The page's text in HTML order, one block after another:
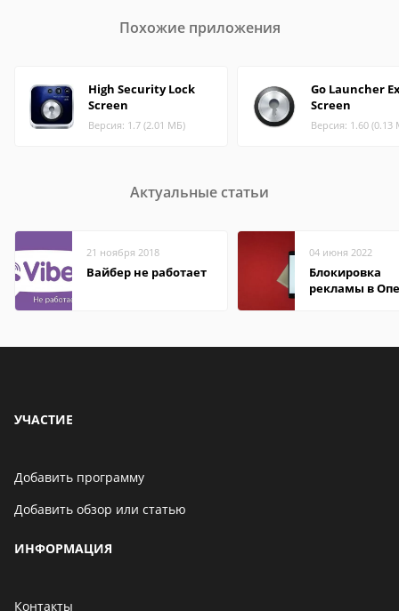
Похожие приложения
High Security Lock
Screen
Версия: 1.7 (2.01 МБ)
Go Launcher
Screen
Версия: 1.60 (0.13
Актуальные статьи
21 ноября 2018
Вайбер не работает
04 июня 2022
Блокировка
рекламы в
УЧАСТИЕ
Добавить программу
Добавить обзор или статью
ИНФОРМАЦИЯ
Контакты